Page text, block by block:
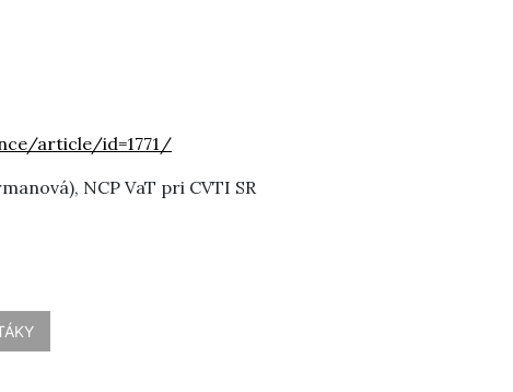
article/id=1771/
NCP VaT pri CVTI SR